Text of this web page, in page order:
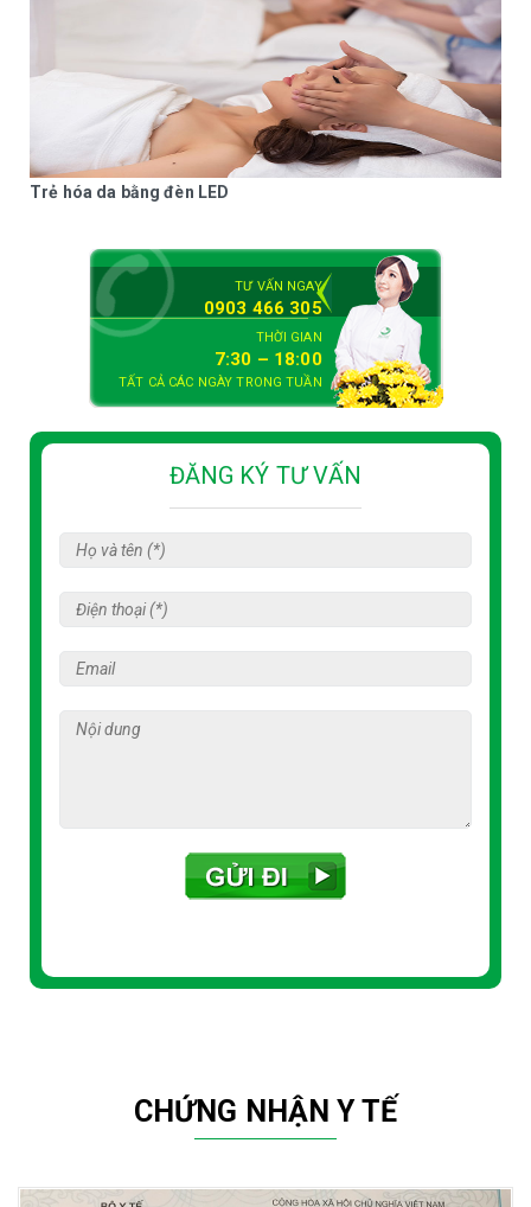
Laser điều trị tàn nhang
Laser điều trị đồi mồi
Laser điều trị mụn cơm (mụn cóc)
Laser điều trị sẹo lõm
Laser điều trị u tuyến mồ hôi
CHĂM SÓC DA
Chăm sóc da cơ bản
Trẻ hóa da bằng đèn LED
Chăm sóc da, điều trị bệnh da
NHÀ THUỐC DA LIỄU
Các loại thuốc điều trị bệnh da liễu
Kem chống năng, mỹ phẩm cao cấp cho làn da đẹp được sản
xuất và đóng gói tại Mỹ và các nước Châu Âu
Bệnh viêm da cơ địa, nguyên nhân và cách điều trị
Ung thư da tế bào hắc tố và cách chữa trị
Trẻ hóa da bằng đèn LED
TƯ VẤN NGAY
0903 466 305
THỜI GIAN
7:30 – 18:00
TẤT CẢ CÁC NGÀY TRONG TUẦN
ĐĂNG KÝ TƯ VẤN
CHỨNG NHẬN Y TẾ